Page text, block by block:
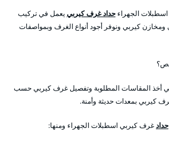
الجهراء حداد غرف كيربييعمل في تركيب
كيربي ونوفر أجود أنواع الغرف وبمواصفات
أخذ المقاسات المطلوبة وتفصيل غرف كيربي حسب
كيربي بمعدات حديثة وأمنة.
حدادغرف كيربي اسطبلات الجهراء ومنها: